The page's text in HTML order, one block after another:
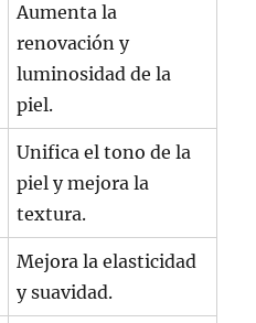
Aumenta la
renovación y
luminosidad de la
piel.
Unifica el tono de la
piel y mejora la
textura.
Mejora la elasticidad
y suavidad.